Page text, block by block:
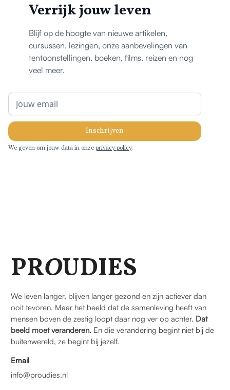
Verrijk jouw leven
Blijf op de hoogte van nieuwe artikelen,
cursussen, lezingen, onze aanbevelingen van
tentoonstellingen, boeken, films, reizen en nog
veel meer.
We geven om jouw data in onze privacy policy.
PROUDIES
We leven langer, blijven langer gezond en zijn actiever dan
ooit tevoren. Maar het beeld dat de samenleving heeft van
mensen boven de zestig loopt daar nog ver op achter. Dat
beeld moet veranderen. En die verandering begint niet bij de
buitenwereld, ze begint bij jezelf.
Email
info@proudies.nl